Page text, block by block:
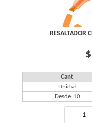
RESALTADOR
Cant.
Unidad
Desde: 10